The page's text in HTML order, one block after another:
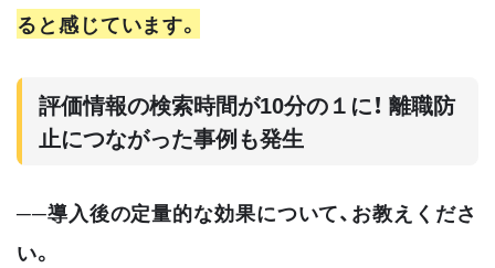
ると感じています。
評価情報の検索時間が10分の１に！ 離職防
止につながった事例も発生
──導入後の定量的な効果について、お教えくださ
い。